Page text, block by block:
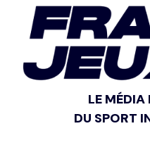
LE MÉDIA
DU SPORT